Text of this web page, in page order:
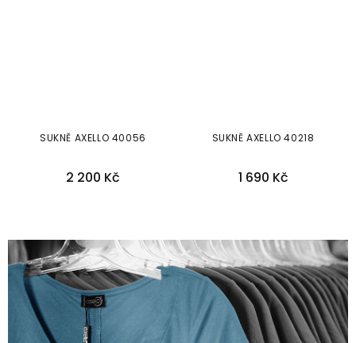
SUKNĚ AXELLO 40056
2 200 Kč
SUKNĚ AXELLO 40218
1 690 Kč